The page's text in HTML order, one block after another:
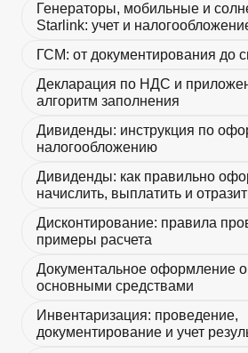
Генераторы, мобильные и
Starlink: учет и
ГСМ: от документирования до
Декларация по НДС и
алгоритм заполнения
Дивиденды: инструкция по
налогообложению
Дивиденды: как правильно
начислить, выплатить и
Дисконтирование: правила
примеры расчета
Документальное оформление
основными средствами
Инвентаризация: проведение,
документирование и учет